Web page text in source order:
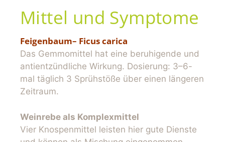
Mittel und Symptome
Feigenbaum– Ficuscarica
Das Gemmomittel hat eine beruhigende und
antientzündliche Wirkung. Dosierung: 3–6-
mal täglich 3 Sprühstöße über einen längeren
Zeitraum.
Weinrebe als Komplexmittel
Vier Knospenmittel leisten hier gute Dienste